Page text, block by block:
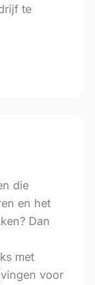
te
die
en het
Dan
met
voor